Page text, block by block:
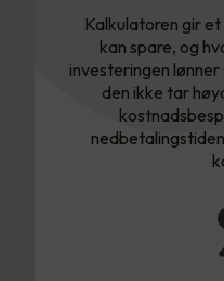
Kalkulatoren gir
kan spare, og
investeringen
den ikke tar